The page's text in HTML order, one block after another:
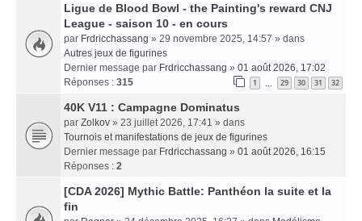
Ligue de Blood Bowl - the Painting's reward CNJ
League - saison 10 - en cours
par Frdricchassang » 29 novembre 2025, 14:57 » dans
Autres jeux de figurines
Dernier message par Frdricchassang » 01 août 2026, 17:02
Réponses : 315 1 29 30 31 32
40K V11 : Campagne Dominatus
par Zolkov » 23 juillet 2026, 17:41 » dans
Tournois et manifestations de jeux de figurines
Dernier message par Frdricchassang » 01 août 2026, 16:15
Réponses : 2
[CDA 2026] Mythic Battle: Panthéon la suite et la
fin